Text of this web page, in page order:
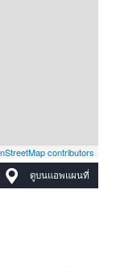
contributors
ดูบนแอพแผนที่